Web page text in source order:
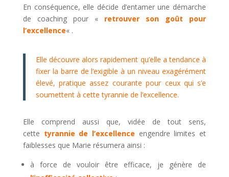
En conséquence, elle décide d’entamer une démarche
de coaching pour « retrouver son goût pour
l’excellence« .
Elle découvre alors rapidement qu’elle a tendance à
fixer la barre de l’exigible à un niveau exagérément
élevé, pratique assez courante pour ceux qui s’e
soumettent à cette tyrannie de l’excellence.
Elle comprend aussi que, vidée de tout sens,
cette tyrannie de l’excellence engendre limites et
faiblesses que Marie résumera ainsi :
à force de vouloir être efficace, je génère de